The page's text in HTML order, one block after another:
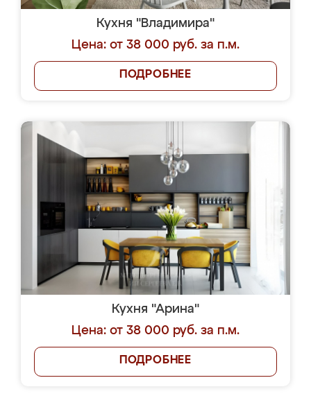
Кухня "Владимира"
Цена: от 38 000 руб. за п.м.
ПОДРОБНЕЕ
Кухня "Арина"
Цена: от 38 000 руб. за п.м.
ПОДРОБНЕЕ